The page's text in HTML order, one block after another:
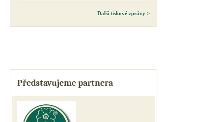
Další tiskové zprávy >
Představujeme partnera